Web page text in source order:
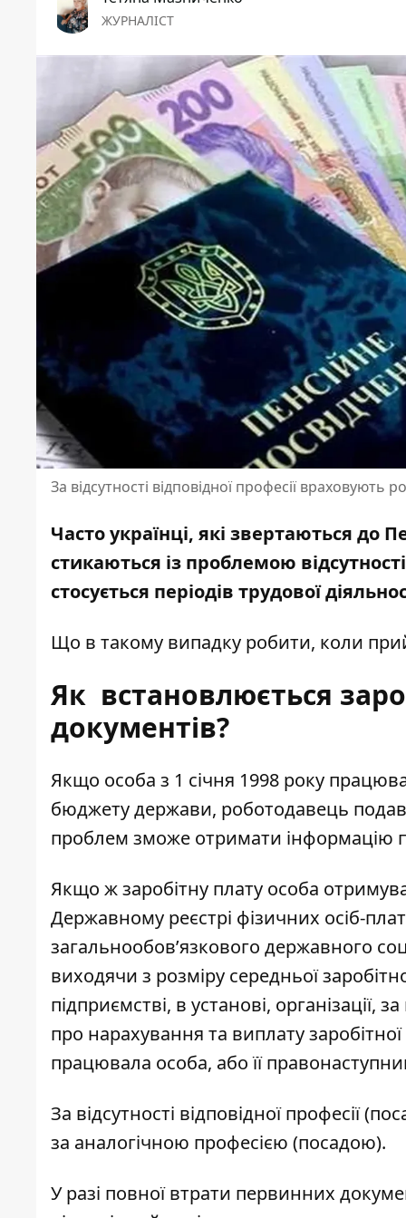
ЖУРНАЛІСТ
За відсутності відповідної професії
Часто українці, які звертаються до
стикаються із проблемою
стосується періодів трудової
Що в такому випадку робити, коли
Як встановлюється
документів?
Якщо особа з 1 січня 1998 року
бюджету держави, роботодавець
проблем зможе отримати інформацію
Якщо ж заробітну плату особа
Державному реєстрі фізичних осіб-
загальнообов’язкового державного
виходячи з розміру середньої
підприємстві, в установі,
про нарахування та виплату
працювала особа, або її
За відсутності відповідної професії
за аналогічною професією (посадою).
У разі повної втрати первинних